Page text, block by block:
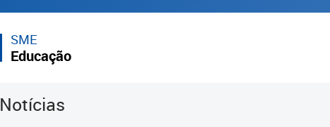
SME
Educação
Notícias